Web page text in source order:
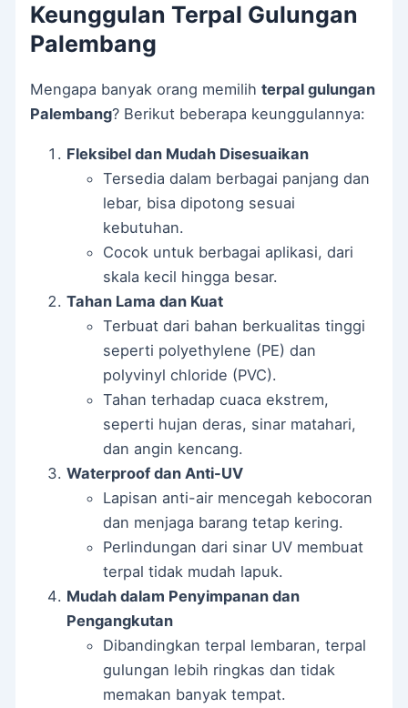
Keunggulan Terpal Gulungan
Palembang
Mengapa banyak orang memilihterpal gulungan
Palembang? Berikut beberapa keunggulannya:
Fleksibel dan Mudah Disesuaikan
Tersedia dalam berbagai panjang dan
lebar, bisa dipotong sesuai
kebutuhan.
Cocok untuk berbagai aplikasi, dari
skala kecil hingga besar.
Tahan Lama dan Kuat
Terbuat dari bahan berkualitas tinggi
seperti polyethylene (PE) dan
polyvinyl chloride (PVC).
Tahan terhadap cuaca ekstrem,
seperti hujan deras, sinar matahari,
dan angin kencang.
Waterproof dan Anti-UV
Lapisan anti-air mencegah kebocoran
dan menjaga barang tetap kering.
Perlindungan dari sinar UV membuat
terpal tidak mudah lapuk.
Mudah dalam Penyimpanan dan
Pengangkutan
Dibandingkan terpal lembaran, terpal
gulungan lebih ringkas dan tidak
memakan banyak tempat.